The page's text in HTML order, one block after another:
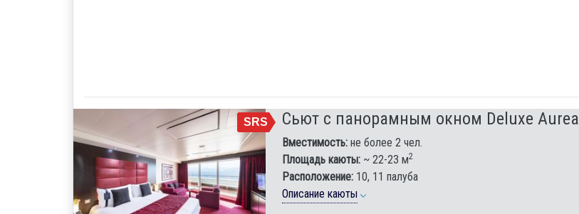
SRS Сьют с панорамным окном Deluxe Aurea
Вместимость:не более 2 чел.
Площадь каюты:~ 22-23 м2
Расположение:10, 11 палуба
Описание каюты